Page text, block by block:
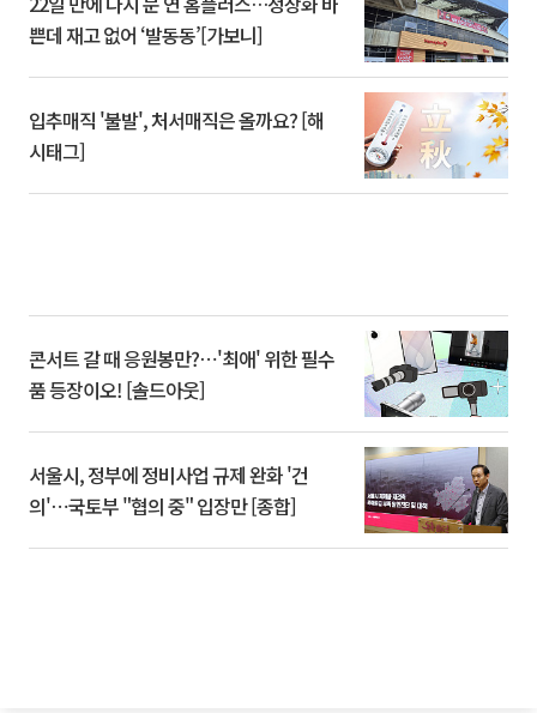
쁜데 재고 없어 ‘발동동’[가보니]
입추매직 '불발', 처서매직은 올까요? [해
시태그]
콘서트 갈 때 응원봉만?⋯'최애' 위한 필수
품 등장이오! [솔드아웃]
서울시, 정부에 정비사업 규제 완화 '건
의'⋯국토부 "협의 중" 입장만 [종합]